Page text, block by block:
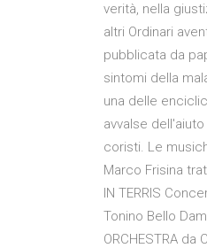
verità, nella
altri Ordinari
pubblicata da
sintomi della
una delle
avvalse
coristi. Le
Marco Frisina
IN TERRIS
Tonino Bello
ORCHESTRA da